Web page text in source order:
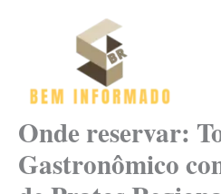
Onde reservar:
Gastronômico